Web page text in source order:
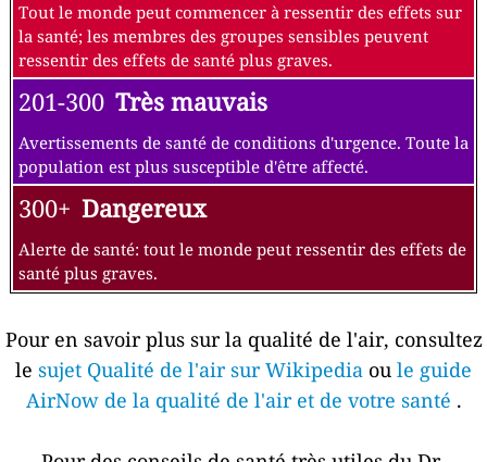
Tout le monde peut commencer à ressentir des effets sur
la santé; les membres des groupes sensibles peuvent
ressentir des effets de santé plus graves.
201-300 Très mauvais
Avertissements de santé de conditions d'urgence. Toute la
population est plus susceptible d'être affecté.
300+ Dangereux
Alerte de santé: tout le monde peut ressentir des effets de
santé plus graves.
Pour en savoir plus sur la qualité de l'air, consultez
le sujet Qualité de l'air sur Wikipedia ou le guide
AirNow de la qualité de l'air et de votre santé .